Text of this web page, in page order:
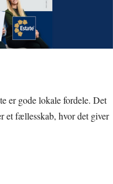
er gode lokale fordele. Det
et fællesskab, hvor det giver